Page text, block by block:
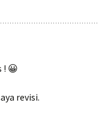
! 😀
revisi.